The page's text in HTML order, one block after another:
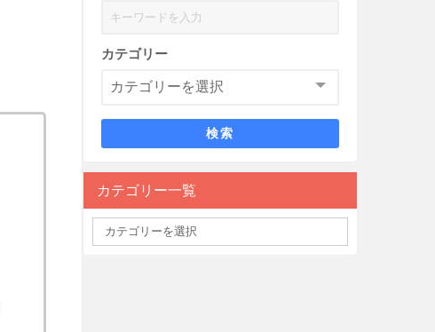
カテゴリー
検索
カテゴリー一覧